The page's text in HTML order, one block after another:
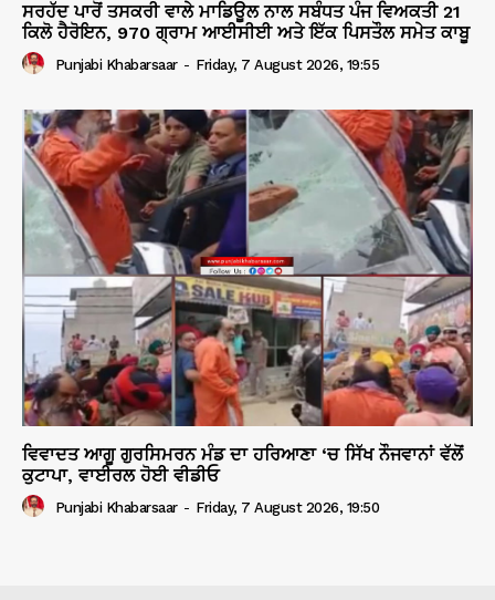
ਸਰਹੱਦ ਪਾਰੋਂ ਤਸਕਰੀ ਵਾਲੇ ਮਾਡਿਊਲ ਨਾਲ ਸਬੰਧਤ ਪੰਜ ਵਿਅਕਤੀ 21
ਕਿਲੋ ਹੈਰੋਇਨ, 970 ਗ੍ਰਾਮ ਆਈਸੀਈ ਅਤੇ ਇੱਕ ਪਿਸਤੌਲ ਸਮੇਤ ਕਾਬੂ
Punjabi Khabarsaar - Friday, 7 August 2026, 19:55
ਵਿਵਾਦਤ ਆਗੂ ਗੁਰਸਿਮਰਨ ਮੰਡ ਦਾ ਹਰਿਆਣਾ ‘ਚ ਸਿੱਖ ਨੌਜਵਾਨਾਂ ਵੱਲੋਂ
ਕੁਟਾਪਾ, ਵਾਈਰਲ ਹੋਈ ਵੀਡੀਓ
Punjabi Khabarsaar - Friday, 7 August 2026, 19:50